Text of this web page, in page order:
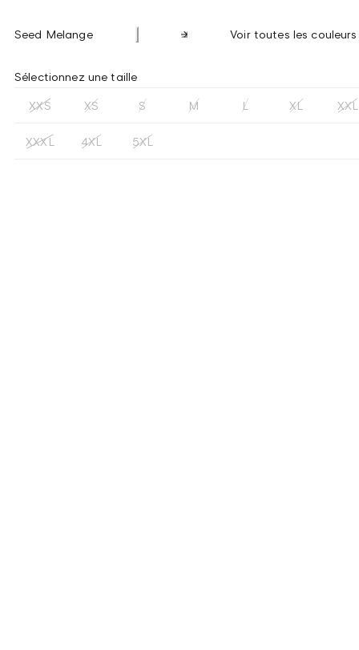
Seed Melange Voir toutes les couleurs
Sélectionnez une taille
XXS XS S M L XL XXL
XXXL 4XL 5XL